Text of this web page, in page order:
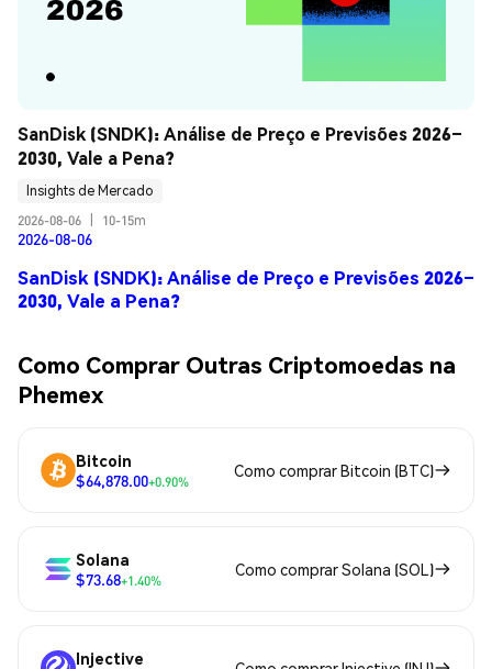
SanDisk (SNDK): Análise de Preço e Previsões 2026–
2030, Vale a Pena?
Insights de Mercado
2026-08-06
10-15m
2026-08-06
SanDisk (SNDK): Análise de Preço e Previsões 2026–
2030, Vale a Pena?
Como Comprar Outras Criptomoedas na
Phemex
Bitcoin
$64,878.00+0.90%
Como comprar Bitcoin (BTC)
Solana
$73.68+1.40%
Como comprar Solana (SOL)
Injective